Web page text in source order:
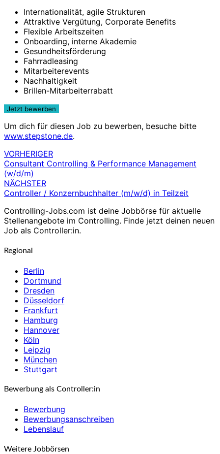
Internationalität, agile Strukturen
Attraktive Vergütung, Corporate Benefits
Flexible Arbeitszeiten
Onboarding, interne Akademie
Gesundheitsförderung
Fahrradleasing
Mitarbeiterevents
Nachhaltigkeit
Brillen-Mitarbeiterrabatt
Um dich für diesen Job zu bewerben, besuche bitte
www.stepstone.de.
Beitragsnavigation
VORHERIGER
Consultant Controlling & Performance Management
(w/d/m)
NÄCHSTER
Controller / Konzernbuchhalter (m/w/d) in Teilzeit
Controlling-Jobs.com ist deine Jobbörse für aktuelle
Stellenangebote im Controlling. Finde jetzt deinen neuen
Job als Controller:in.
Regional
Berlin
Dortmund
Dresden
Düsseldorf
Frankfurt
Hamburg
Hannover
Köln
Leipzig
München
Stuttgart
Bewerbung als Controller:in
Bewerbung
Bewerbungsanschreiben
Lebenslauf
Weitere Jobbörsen